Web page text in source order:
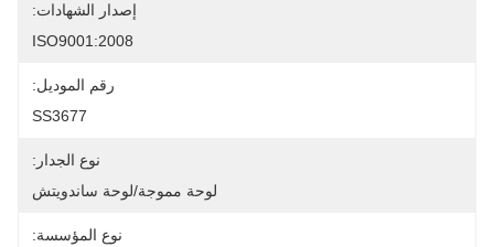
إصدار الشهادات:
ISO9001:2008
رقم الموديل:
SS3677
نوع الجدار:
لوحة مموجة/لوحة ساندويتش
نوع المؤسسة: